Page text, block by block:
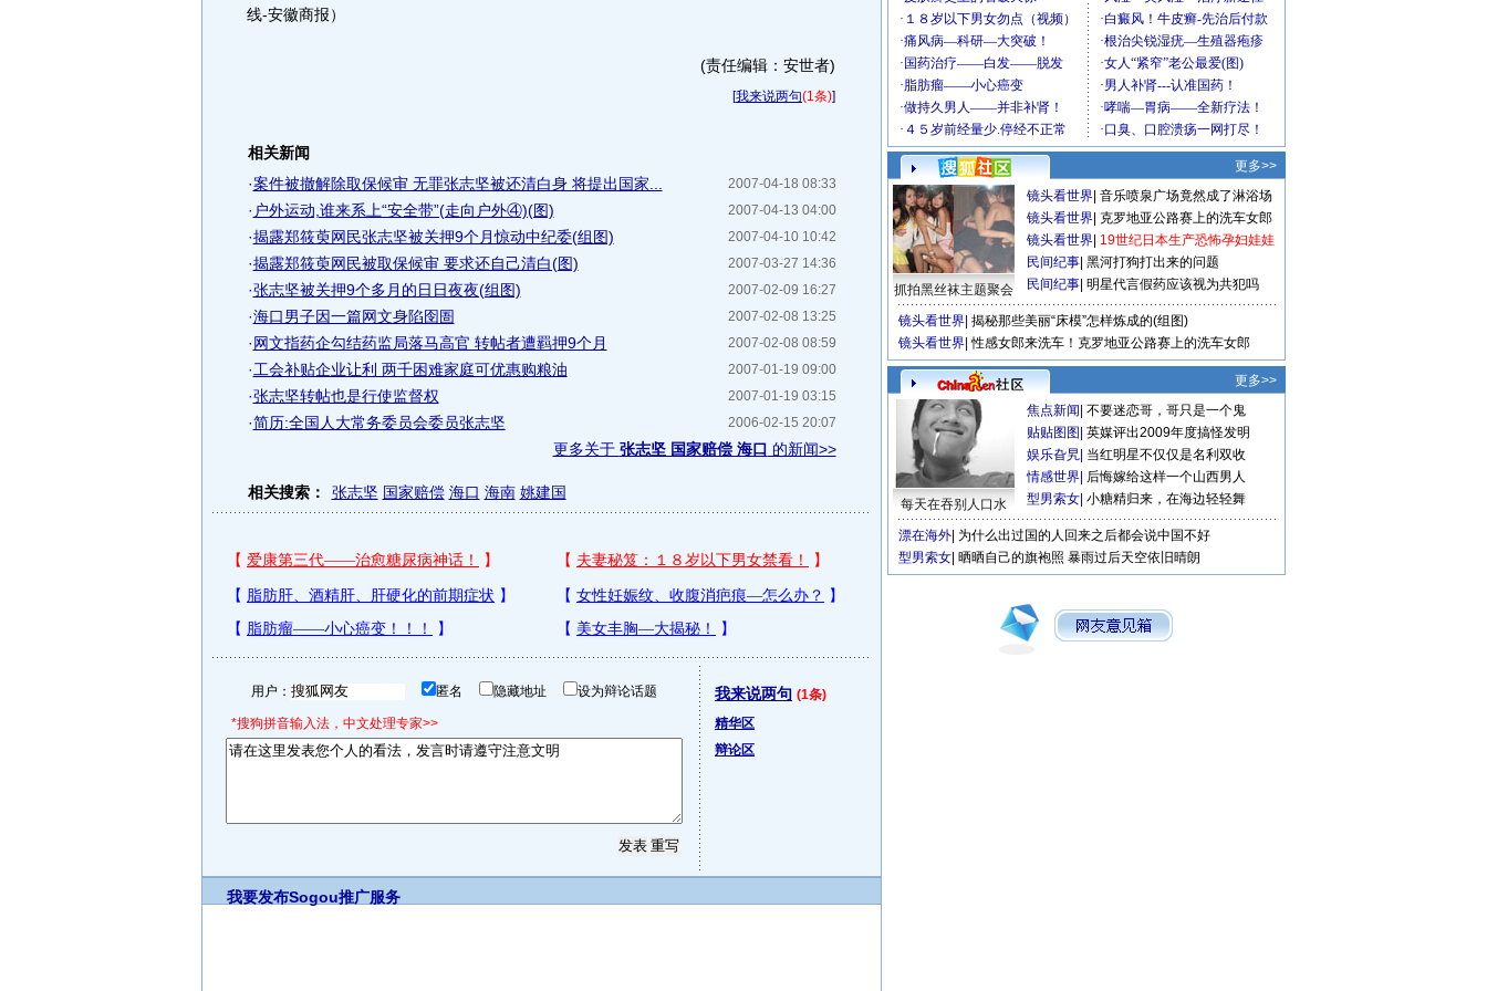
线-安徽商报）
(责任编辑：安世者)
[我来说两句(1条)]
相关新闻
2007-04-18 08:33
·案件被撤解除取保候审 无罪张志坚被还清白身 将提出国家...
2007-04-13 04:00
· 户外运动,谁来系上“安全带”(走向户外④)(图)
2007-04-10 10:42
·揭露郑筱萸网民张志坚被关押9个月惊动中纪委(组图)
2007-03-27 14:36
·揭露郑筱萸网民被取保候审 要求还自己清白(图)
2007-02-09 16:27
·张志坚被关押9个多月的日日夜夜(组图)
2007-02-08 13:25
·海口男子因一篇网文身陷囹圄
2007-02-08 08:59
·网文指药企勾结药监局落马高官 转帖者遭羁押9个月
2007-01-19 09:00
·工会补贴企业让利 两千困难家庭可优惠购粮油
2007-01-19 03:15
·张志坚转帖也是行使监督权
2006-02-15 20:07
·简历:全国人大常务委员会委员张志坚
更多关于 张志坚 国家赔偿 海口 的新闻>>
相关搜索： 张志坚 国家赔偿 海口 海南 姚建国
用户： 匿名 隐藏地址 设为辩论话题
*搜狗拼音输入法，中文处理专家>>
我来说两句 (1条)
精华区
辩论区
我要发布Sogou推广服务
更多>>
抓拍黑丝袜主题聚会
镜头看世界 音乐喷泉广场竟然成了淋浴场
镜头看世界 克罗地亚公路赛上的洗车女郎
镜头看世界 19世纪日本生产恐怖孕妇娃娃
民间纪事 黑河打狗打出来的问题
民间纪事 明星代言假药应该视为共犯吗
镜头看世界 揭秘那些美丽“床模”怎样炼成的(组图)
镜头看世界 性感女郎来洗车！克罗地亚公路赛上的洗车女郎
更多>>
每天在吞别人口水
焦点新闻 不要迷恋哥，哥只是一个鬼
贴贴图图 英媒评出2009年度搞怪发明
娱乐旮旯 当红明星不仅仅是名利双收
情感世界 后悔嫁给这样一个山西男人
型男索女 小糖精归来，在海边轻轻舞
漂在海外 为什么出过国的人回来之后都会说中国不好
型男索女 晒晒自己的旗袍照 暴雨过后天空依旧晴朗